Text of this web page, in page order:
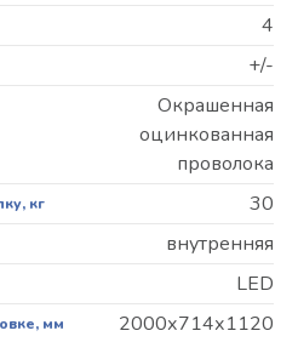
4
+/-
Окрашенная
оцинкованная
проволока
кг 30
внутренняя
LED
мм 2000х714х1120